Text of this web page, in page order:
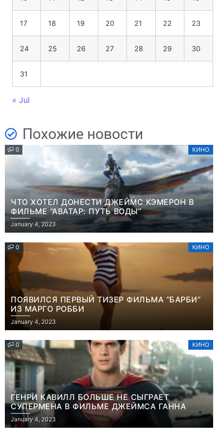
17 18 19 20 21 22 23
24 25 26 27 28 29 30
31
« Jul
Похожие новости
0 КИНО
ЧТО ХОТЕЛ ДОНЕСТИ ДЖЕЙМС КЭМЕРОН В
ФИЛЬМЕ “АВАТАР: ПУТЬ ВОДЫ”
January 4, 2023
0 КИНО
ПОЯВИЛСЯ ПЕРВЫЙ ТИЗЕР ФИЛЬМА “БАРБИ”
ИЗ МАРГО РОББИ
January 4, 2023
0 КИНО
ГЕНРИ КАВИЛЛ БОЛЬШЕ НЕ СЫГРАЕТ
СУПЕРМЕНА В ФИЛЬМЕ ДЖЕЙМСА ГАННА
January 4, 2023